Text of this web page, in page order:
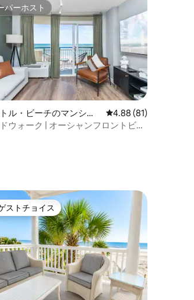
星中4.92つ星の平均評価
パーホスト
パーホスト
ル・ビーチのマンショ
パート
レビュー81件、5つ
4.88 (81)
ウォーク | オーシャンフロントビュ
評のゲストチョイスです。
ストチョイス